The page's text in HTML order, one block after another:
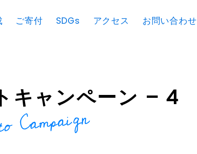
ご寄付 SDGs アクセス お問い合わせ
キャンペーン – 4
Campaign